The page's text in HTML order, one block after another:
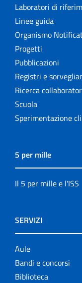
Laboratori di
Linee guida
Organismo
Progetti
Pubblicazioni
Registri e
Ricerca
Scuola
Sperimentazione
5 per mille
Il 5 per mille e l'ISS
SERVIZI
Aule
Bandi e concorsi
Biblioteca